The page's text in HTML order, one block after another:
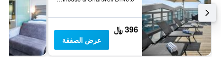
396 ﷼
عرض الصفقة